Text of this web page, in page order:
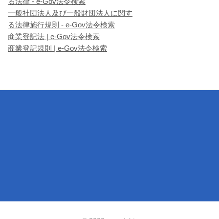
一般社団法人及び一般財団法人に関す
る法律施行規則 - e-Gov法令検索
商業登記法 | e-Gov法令検索
商業登記規則 | e-Gov法令検索